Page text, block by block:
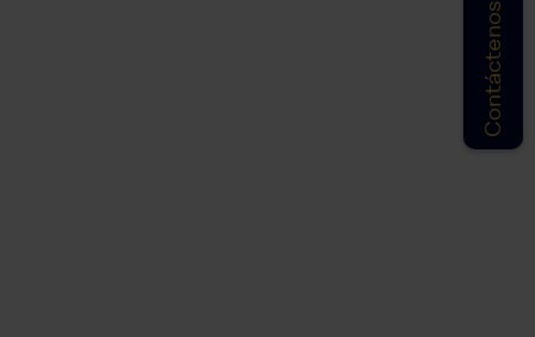
Contáctenos